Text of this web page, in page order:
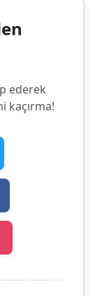
ederek
kaçırma!